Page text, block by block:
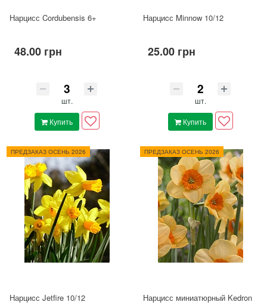
Нарцисс Cordubensis 6+
48.00 грн
шт.
Купить
Нарциcс Minnow 10/12
25.00 грн
шт.
Купить
ПРЕДЗАКАЗ ОСЕНЬ 2026
Нарциcс Jetfire 10/12
ПРЕДЗАКАЗ ОСЕНЬ 2026
Нарцисс миниатюрный Kedron